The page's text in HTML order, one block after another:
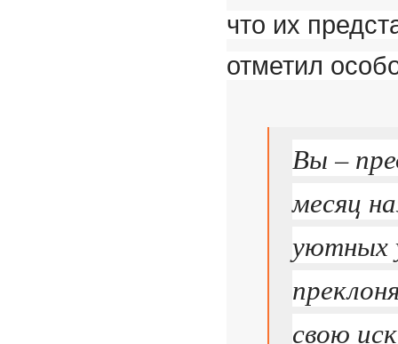
что их
отметил
Вы –
месяц
уютных
свою